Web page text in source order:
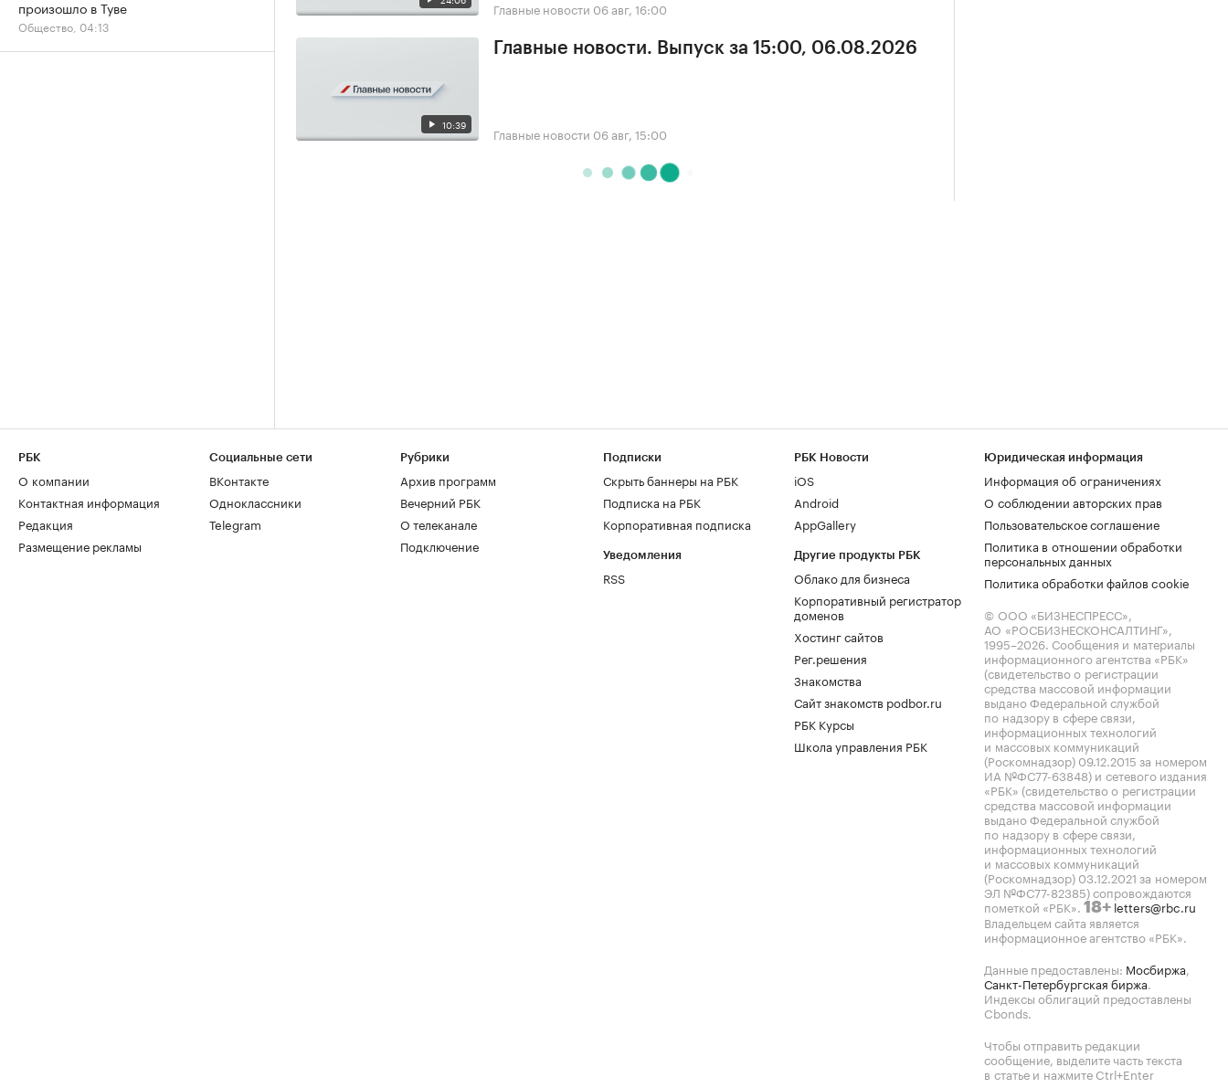
Главные новости 06 авг, 16:00
10:39
Главные новости. Выпуск за 15:00, 06.08.2026
Главные новости 06 авг, 15:00
произошло в Туве
Общество, 04:13
РБК
О компании
Контактная информация
Редакция
Размещение рекламы
Социальные сети
ВКонтакте
Одноклассники
Telegram
Рубрики
Архив программ
Вечерний РБК
О телеканале
Подключение
Подписки
Скрыть баннеры на РБК
Подписка на РБК
Корпоративная подписка
Уведомления
RSS
РБК Новости
iOS
Android
AppGallery
Другие продукты РБК
Облако для бизнеса
Корпоративный регистратор
доменов
Хостинг сайтов
Рег.решения
Знакомства
Сайт знакомств podbor.ru
РБК Курсы
Школа управления РБК
Юридическая информация
Информация об ограничениях
О соблюдении авторских прав
Пользовательское соглашение
Политика в отношении обработки
персональных данных
Политика обработки файлов cookie
© ООО «БИЗНЕСПРЕСС»,
АО «РОСБИЗНЕСКОНСАЛТИНГ»,
1995–2026. Сообщения и материалы
информационного агентства «РБК»
(свидетельство о регистрации
средства массовой информации
выдано Федеральной службой
по надзору в сфере связи,
информационных технологий
и массовых коммуникаций
(Роскомнадзор) 09.12.2015 за номером
ИА №ФС77-63848) и сетевого издания
«РБК» (свидетельство о регистрации
средства массовой информации
выдано Федеральной службой
по надзору в сфере связи,
информационных технологий
и массовых коммуникаций
(Роскомнадзор) 03.12.2021 за номером
ЭЛ №ФС77-82385) сопровождаются
пометкой «РБК». 18+ letters@rbc.ru
Владельцем сайта является
информационное агентство «РБК».
Данные предоставлены: Мосбиржа,
Санкт-Петербургская биржа.
Индексы облигаций предоставлены
Cbonds.
Чтобы отправить редакции
сообщение, выделите часть текста
в статье и нажмите Ctrl+Enter